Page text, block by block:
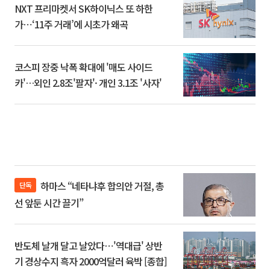
NXT 프리마켓서 SK하이닉스 또 하한
가⋯‘11주 거래’에 시초가 왜곡
코스피 장중 낙폭 확대에 '매도 사이드
카'…외인 2.8조'팔자'· 개인 3.1조 '사자'
단독
선 앞둔 시간 끌기”
반도체 날개 달고 날았다⋯'역대급' 상반
기 경상수지 흑자 2000억달러 육박 [종합]